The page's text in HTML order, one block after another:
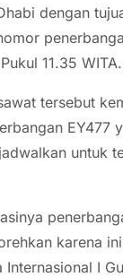
dengan
11.35 WITA.
tersebut
EY477
untuk
karena
I